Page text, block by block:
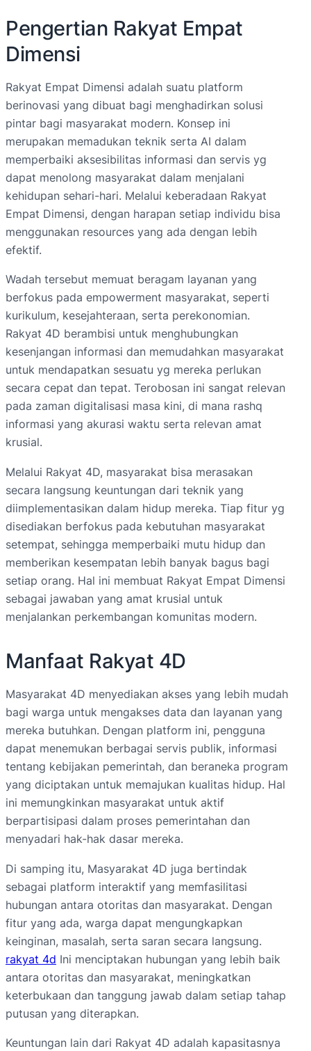
Pengertian Rakyat Empat
Dimensi
Rakyat Empat Dimensi adalah suatu platform
berinovasi yang dibuat bagi menghadirkan solusi
pintar bagi masyarakat modern. Konsep ini
merupakan memadukan teknik serta AI dalam
memperbaiki aksesibilitas informasi dan servis yg
dapat menolong masyarakat dalam menjalani
kehidupan sehari-hari. Melalui keberadaan Rakyat
Empat Dimensi, dengan harapan setiap individu bisa
menggunakan resources yang ada dengan lebih
efektif.
Wadah tersebut memuat beragam layanan yang
berfokus pada empowerment masyarakat, seperti
kurikulum, kesejahteraan, serta perekonomian.
Rakyat 4D berambisi untuk menghubungkan
kesenjangan informasi dan memudahkan masyarakat
untuk mendapatkan sesuatu yg mereka perlukan
secara cepat dan tepat. Terobosan ini sangat relevan
pada zaman digitalisasi masa kini, di mana rashq
informasi yang akurasi waktu serta relevan amat
krusial.
Melalui Rakyat 4D, masyarakat bisa merasakan
secara langsung keuntungan dari teknik yang
diimplementasikan dalam hidup mereka. Tiap fitur yg
disediakan berfokus pada kebutuhan masyarakat
setempat, sehingga memperbaiki mutu hidup dan
memberikan kesempatan lebih banyak bagus bagi
setiap orang. Hal ini membuat Rakyat Empat Dimensi
sebagai jawaban yang amat krusial untuk
menjalankan perkembangan komunitas modern.
Manfaat Rakyat 4D
Masyarakat 4D menyediakan akses yang lebih mudah
bagi warga untuk mengakses data dan layanan yang
mereka butuhkan. Dengan platform ini, pengguna
dapat menemukan berbagai servis publik, informasi
tentang kebijakan pemerintah, dan beraneka program
yang diciptakan untuk memajukan kualitas hidup. Hal
ini memungkinkan masyarakat untuk aktif
berpartisipasi dalam proses pemerintahan dan
menyadari hak-hak dasar mereka.
Di samping itu, Masyarakat 4D juga bertindak
sebagai platform interaktif yang memfasilitasi
hubungan antara otoritas dan masyarakat. Dengan
fitur yang ada, warga dapat mengungkapkan
keinginan, masalah, serta saran secara langsung.
rakyat 4d Ini menciptakan hubungan yang lebih baik
antara otoritas dan masyarakat, meningkatkan
keterbukaan dan tanggung jawab dalam setiap tahap
putusan yang diterapkan.
Keuntungan lain dari Rakyat 4D adalah kapasitasnya